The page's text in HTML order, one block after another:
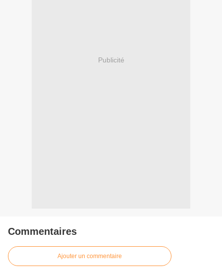
Publicité
Commentaires
Ajouter un commentaire